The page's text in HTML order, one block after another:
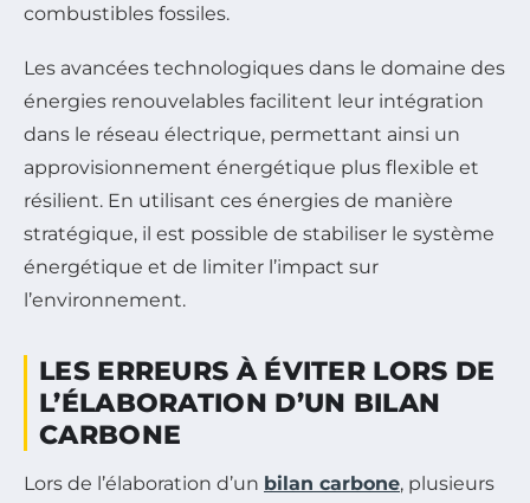
combustibles fossiles.
Les avancées technologiques dans le domaine des
énergies renouvelables facilitent leur intégration
dans le réseau électrique, permettant ainsi un
approvisionnement énergétique plus flexible et
résilient. En utilisant ces énergies de manière
stratégique, il est possible de stabiliser le système
énergétique et de limiter l’impact sur
l’environnement.
LES ERREURS À ÉVITER LORS DE
L’ÉLABORATION D’UN BILAN
CARBONE
Lors de l’élaboration d’un bilan carbone, plusieurs